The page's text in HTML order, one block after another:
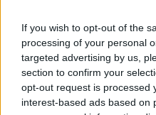
If you wish to opt-out of the
processing of your personal
targeted advertising by us,
section to confirm your
opt-out request is processed
interest-based ads based on
31 de juliol
30 de juliol